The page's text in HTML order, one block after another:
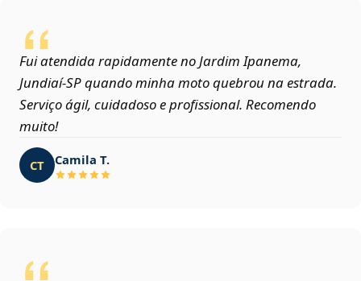
Fui atendida rapidamente no Jardim Ipanema,
Jundiaí‑SP quando minha moto quebrou na estrada.
Serviço ágil, cuidadoso e profissional. Recomendo
muito!
CT Camila T.